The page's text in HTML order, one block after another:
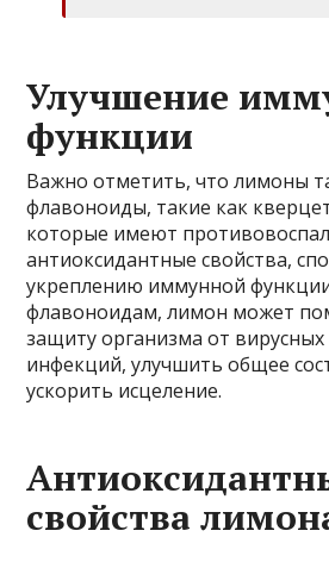
Улучшение
функции
Важно отметить, что лимоны
флавоноиды, такие как
которые имеют
антиоксидантные свойства,
укреплению иммунной
флавоноидам, лимон может
защиту организма от
инфекций, улучшить общее
ускорить исцеление.
свойства